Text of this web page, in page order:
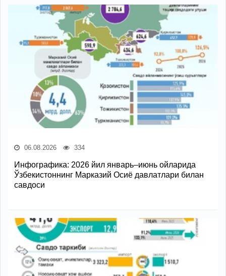
06.08.2026 334
Инфографика: 2026 йил январь–июнь ойларида
Ўзбекистоннинг Марказий Осиё давлатлари билан
савдоси